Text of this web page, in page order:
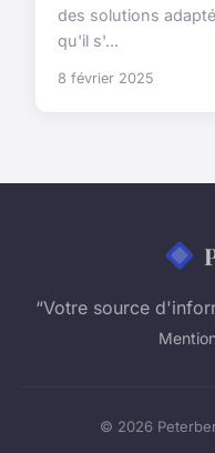
des solutions
qu'il s'...
8 février 2025
“Votre source
© 2026